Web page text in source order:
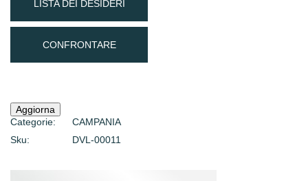
LISTA DEI DESIDERI
CONFRONTARE
Categorie:
CAMPANIA
Sku:
DVL-00011